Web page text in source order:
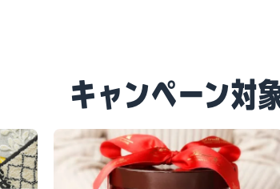
キャンペーン対